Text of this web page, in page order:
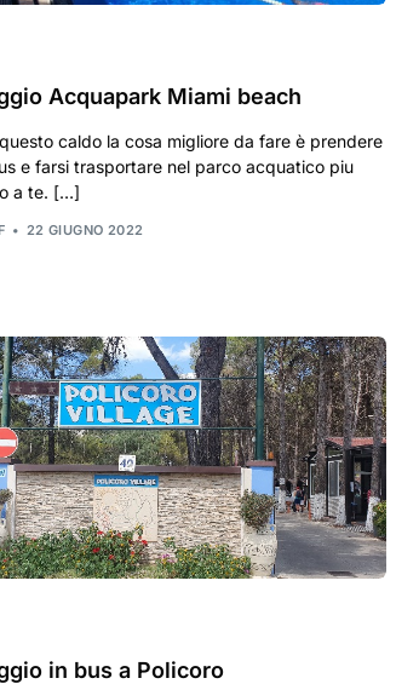
Acquapark Miami beach
caldo la cosa migliore da fare è prendere
e farsi trasportare nel parco acquatico piu
a te. […]
22 GIUGNO 2022
in bus a Policoro